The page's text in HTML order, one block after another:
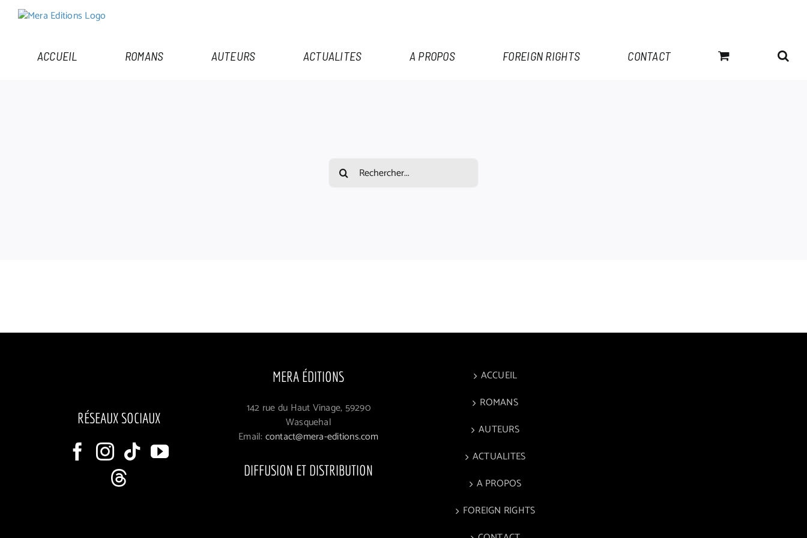
Passer
ACCUEIL ROMANS AUTEURS ACTUALITES A PROPOS FOREIGN RIGHTS CONTACT
RÉSEAUX SOCIAUX
MERA ÉDITIONS
142 rue du Haut Vinage, 59290
Wasquehal
Email: contact@mera-editions.com
DIFFUSION ET DISTRIBUTION
ACCUEIL
ROMANS
AUTEURS
ACTUALITES
A PROPOS
FOREIGN RIGHTS